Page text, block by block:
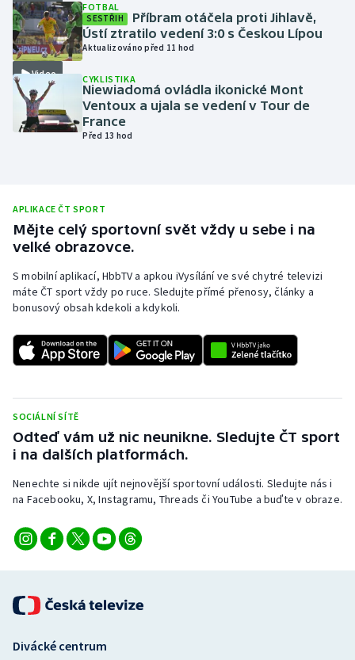
Moderní pětiboj
Motorsport
Olympijské hry
Parasport
Plážový volejbal
Ragby
Rychlobruslení
Short track
Sportovní střelba
Stolní tenis
Triatlon
Vodní slalom
Volejbal
Video
FOTBAL
SESTŘIH
Příbram otáčela proti Jihlavě,
Ústí ztratilo vedení 3:0 s Českou Lípou
Aktualizováno před 11 hod
CYKLISTIKA
Niewiadomá ovládla ikonické Mont
Ventoux a ujala se vedení v Tour de
France
Před 13 hod
APLIKACE ČT SPORT
Mějte celý sportovní svět vždy u sebe i na
velké obrazovce.
S mobilní aplikací, HbbTV a apkou iVysílání ve své chytré televizi
máte ČT sport vždy po ruce. Sledujte přímé přenosy, články a
bonusový obsah kdekoli a kdykoli.
SOCIÁLNÍ SÍTĚ
Odteď vám už nic neunikne. Sledujte ČT sport
i na dalších platformách.
Nenechte si nikde ujít nejnovější sportovní události. Sledujte nás i
na Facebooku, X, Instagramu, Threads či YouTube a buďte v obraze.
Divácké centrum